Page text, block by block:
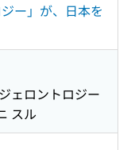
ー」が、日本を
ェロントロジー
スル